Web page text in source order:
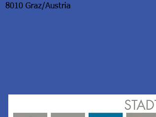
8010 Graz/Austria